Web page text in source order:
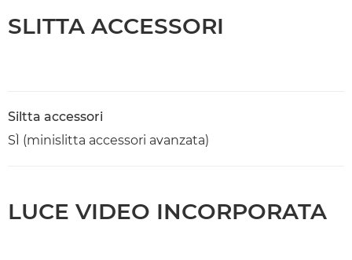
SLITTA ACCESSORI
Siltta accessori
SÌ (minislitta accessori avanzata)
LUCE VIDEO INCORPORATA